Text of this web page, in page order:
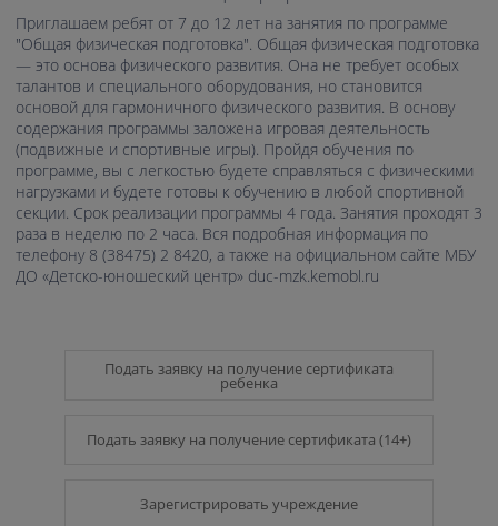
Приглашаем ребят от 7 до 12 лет на занятия по программе
"Общая физическая подготовка". Общая физическая подготовка
— это основа физического развития. Она не требует особых
талантов и специального оборудования, но становится
основой для гармоничного физического развития. В основу
содержания программы заложена игровая деятельность
(подвижные и спортивные игры). Пройдя обучения по
программе, вы с легкостью будете справляться с физическими
нагрузками и будете готовы к обучению в любой спортивной
секции. Срок реализации программы 4 года. Занятия проходят 3
раза в неделю по 2 часа. Вся подробная информация по
телефону 8 (38475) 2 8420, а также на официальном сайте МБУ
ДО «Детско-юношеский центр» duc-mzk.kemobl.ru
Подать заявку на получение сертификата
ребенка
Подать заявку на получение сертификата (14+)
Зарегистрировать учреждение